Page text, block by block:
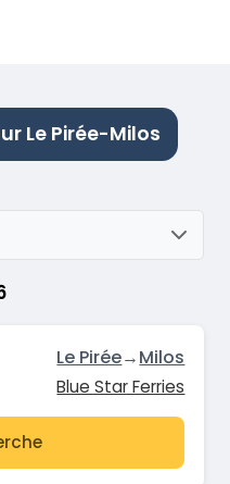
Le Pirée-Milos
Le Pirée→Milos
Blue Star Ferries